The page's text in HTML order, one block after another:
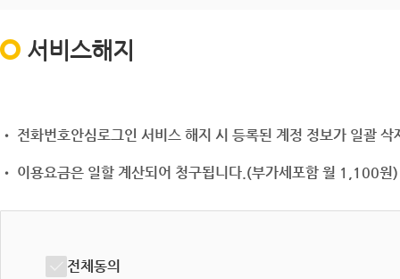
서비스해지
• 전화번호안심로그인 서비스 해지 시 등록된 계정 정보가 일괄
• 이용요금은 일할 계산되어 청구됩니다.(부가세포함 월 1,100원)
전체동의